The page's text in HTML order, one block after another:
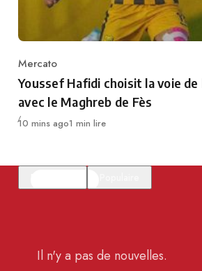
Category
Mercato
Youssef Hafidi choisit la voie
avec le Maghreb de Fès
Publié
10 mins ago1 min lire
Il n'y a pas de nouvelles.